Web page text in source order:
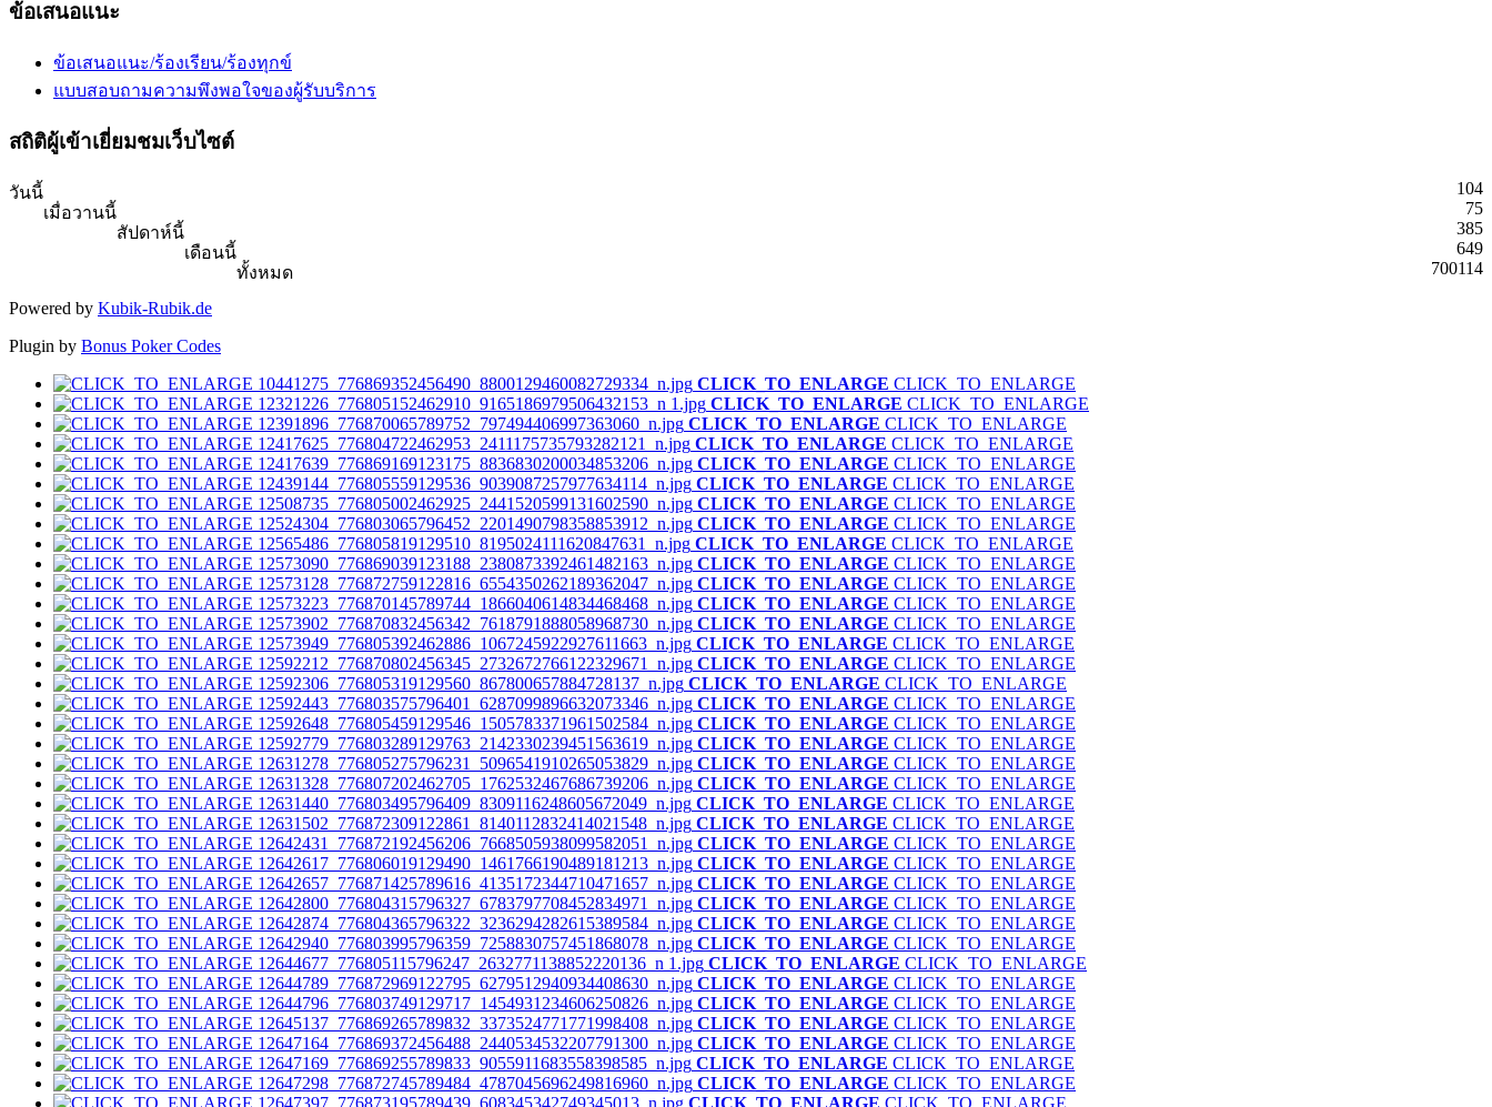
ข้อเสนอแนะ
ข้อเสนอแนะ/ร้องเรียน/ร้องทุกข์
แบบสอบถามความพึงพอใจของผู้รับบริการ
สถิติผู้เข้าเยี่ยมชมเว็บไซต์
วันนี้
104
เมื่อวานนี้
75
สัปดาห์นี้
385
เดือนนี้
649
ทั้งหมด
700114
Powered by Kubik-Rubik.de
Plugin by Bonus Poker Codes
CLICK_TO_ENLARGE CLICK_TO_ENLARGE
CLICK_TO_ENLARGE CLICK_TO_ENLARGE
CLICK_TO_ENLARGE CLICK_TO_ENLARGE
CLICK_TO_ENLARGE CLICK_TO_ENLARGE
CLICK_TO_ENLARGE CLICK_TO_ENLARGE
CLICK_TO_ENLARGE CLICK_TO_ENLARGE
CLICK_TO_ENLARGE CLICK_TO_ENLARGE
CLICK_TO_ENLARGE CLICK_TO_ENLARGE
CLICK_TO_ENLARGE CLICK_TO_ENLARGE
CLICK_TO_ENLARGE CLICK_TO_ENLARGE
CLICK_TO_ENLARGE CLICK_TO_ENLARGE
CLICK_TO_ENLARGE CLICK_TO_ENLARGE
CLICK_TO_ENLARGE CLICK_TO_ENLARGE
CLICK_TO_ENLARGE CLICK_TO_ENLARGE
CLICK_TO_ENLARGE CLICK_TO_ENLARGE
CLICK_TO_ENLARGE CLICK_TO_ENLARGE
CLICK_TO_ENLARGE CLICK_TO_ENLARGE
CLICK_TO_ENLARGE CLICK_TO_ENLARGE
CLICK_TO_ENLARGE CLICK_TO_ENLARGE
CLICK_TO_ENLARGE CLICK_TO_ENLARGE
CLICK_TO_ENLARGE CLICK_TO_ENLARGE
CLICK_TO_ENLARGE CLICK_TO_ENLARGE
CLICK_TO_ENLARGE CLICK_TO_ENLARGE
CLICK_TO_ENLARGE CLICK_TO_ENLARGE
CLICK_TO_ENLARGE CLICK_TO_ENLARGE
CLICK_TO_ENLARGE CLICK_TO_ENLARGE
CLICK_TO_ENLARGE CLICK_TO_ENLARGE
CLICK_TO_ENLARGE CLICK_TO_ENLARGE
CLICK_TO_ENLARGE CLICK_TO_ENLARGE
CLICK_TO_ENLARGE CLICK_TO_ENLARGE
CLICK_TO_ENLARGE CLICK_TO_ENLARGE
CLICK_TO_ENLARGE CLICK_TO_ENLARGE
CLICK_TO_ENLARGE CLICK_TO_ENLARGE
CLICK_TO_ENLARGE CLICK_TO_ENLARGE
CLICK_TO_ENLARGE CLICK_TO_ENLARGE
CLICK_TO_ENLARGE CLICK_TO_ENLARGE
CLICK_TO_ENLARGE CLICK_TO_ENLARGE